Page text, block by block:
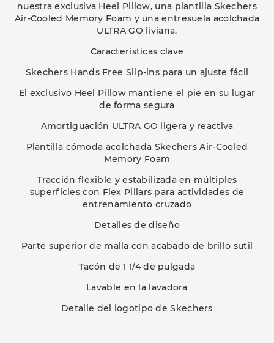
nuestra exclusiva Heel Pillow, una plantilla Skechers
Air-Cooled Memory Foam y una entresuela acolchada
ULTRA GO liviana.
Características clave
Skechers Hands Free Slip-ins para un ajuste fácil
El exclusivo Heel Pillow mantiene el pie en su lugar
de forma segura
Amortiguación ULTRA GO ligera y reactiva
Plantilla cómoda acolchada Skechers Air-Cooled
Memory Foam
Tracción flexible y estabilizada en múltiples
superficies con Flex Pillars para actividades de
entrenamiento cruzado
Detalles de diseño
Parte superior de malla con acabado de brillo sutil
Tacón de 1 1/4 de pulgada
Lavable en la lavadora
Detalle del logotipo de Skechers